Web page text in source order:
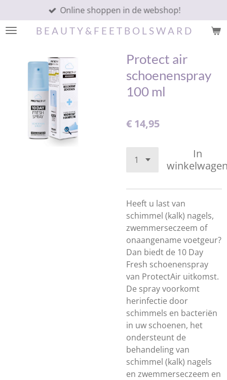
direct
naar
hoofdinhoud
B E A U T Y & F E E T B O L S W A R D
Online shoppen in de webshop!
Protect air
schoenenspray
100 ml
€ 14,95
In
Heeft u last van
schimmel (kalk) nagels,
zwemmerseczeem of
onaangename voetgeur?
Dan biedt de 10 Day
Fresh schoenenspray
van ProtectAir uitkomst.
De spray voorkomt
herinfectie door
schimmels en bacteriën
in uw schoenen, het
ondersteunt de
behandeling van
schimmel (kalk) nagels
en zwemmerseczeem en